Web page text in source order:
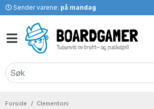
Sender varene: på mandag
Forside
Clementoni